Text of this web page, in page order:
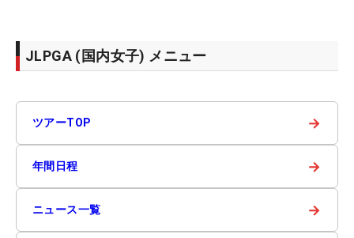
JLPGA (国内女子) メニュー
ツアーTOP →
年間日程 →
ニュース一覧 →